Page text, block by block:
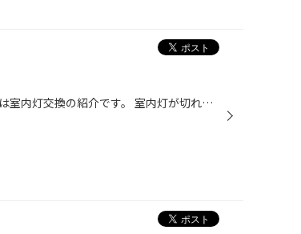
こんにちは清倉です。 今回の技術・サービスは室内灯交換の紹介です。 室内灯が切れたのでサイバーストークの全方向LED ホワイトに交換しました(^o^) 写真を何枚か撮ったので参考にしてください。